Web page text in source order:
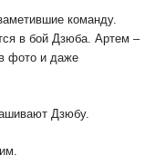
команду.
в бой Дзюба. Артем –
фото и даже
Дзюбу.